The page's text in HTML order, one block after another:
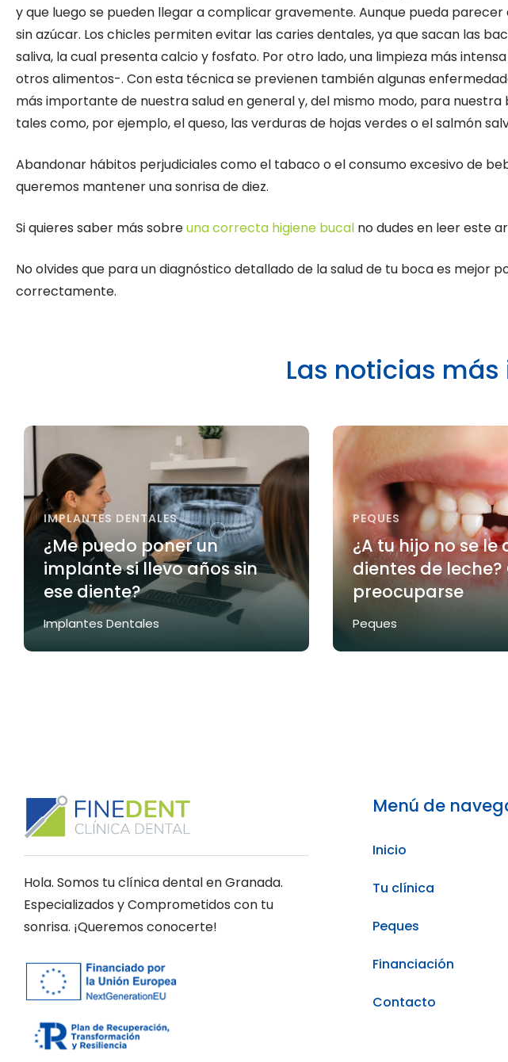
y que luego se pueden llegar a complicar gravemente. Aunque pueda
sin azúcar. Los chicles permiten evitar las caries dentales, ya que sacan las
saliva, la cual presenta calcio y fosfato. Por otro lado, una limpieza más
otros alimentos-. Con esta técnica se previenen también algunas
más importante de nuestra salud en general y, del mismo modo, para
tales como, por ejemplo, el queso, las verduras de hojas verdes o el salmón
Abandonar hábitos perjudiciales como el tabaco o el consumo excesivo de
queremos mantener una sonrisa de diez.
Si quieres saber más sobreuna correcta higiene bucal no dudes en leer este
No olvides que para un diagnóstico detallado de la salud de tu boca es mejor
correctamente.
Las noticias
IMPLANTES DENTALES
¿Me puedo poner un
implante si llevo años sin
ese diente?
Implantes Dentales
PEQUES
¿A tu hijo no se le
dientes de
preocuparse
Peques
Hola. Somos tu clínica dental en Granada.
Especializados y Comprometidos con tu
sonrisa. ¡Queremos conocerte!
Menú de
Inicio
Tu clínica
Peques
Financiación
Contacto